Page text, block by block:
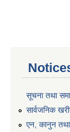
सूचना तथा
सार्वजनिक
एन, कानुन तथा